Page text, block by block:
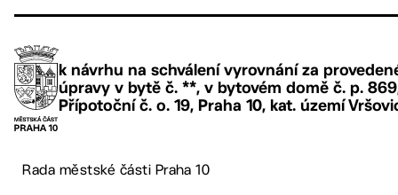
k návrhu na schválení vyrovnání za
úpravy v bytě č. **, v bytovém domě č. p.
Přípotoční č. o. 19, Praha 10, kat. území
Rada městské části Praha 10